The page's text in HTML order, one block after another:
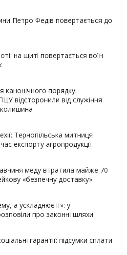
Петро Федів повертається до
на щиті повертається воїн
канонічного порядку:
відсторонили від служіння
Тернопільська митниця
експорту агропродукції
меду втратила майже 70
«безпечну доставку»
а ускладнює її»: у
про законні шляхи
гарантії: підсумки сплати